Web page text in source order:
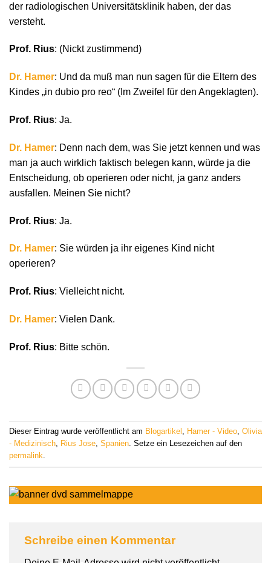
der radiologischen Universitätsklinik haben, der das
versteht.
Prof. Rius: (Nickt zustimmend)
Dr. Hamer: Und da muß man nun sagen für die Eltern des
Kindes „in dubio pro reo“ (Im Zweifel für den Angeklagten).
Prof. Rius: Ja.
Dr. Hamer: Denn nach dem, was Sie jetzt kennen und was
man ja auch wirklich faktisch belegen kann, würde ja die
Entscheidung, ob operieren oder nicht, ja ganz anders
ausfallen. Meinen Sie nicht?
Prof. Rius: Ja.
Dr. Hamer: Sie würden ja ihr eigenes Kind nicht
operieren?
Prof. Rius: Vielleicht nicht.
Dr. Hamer: Vielen Dank.
Prof. Rius: Bitte schön.
Dieser Eintrag wurde veröffentlicht am Blogartikel , Hamer - Video, Olivia
- Medizinisch, Rius Jose, Spanien. Setze ein Lesezeichen auf den
permalink.
Schreibe einen Kommentar